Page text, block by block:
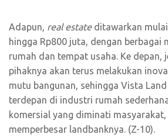
Adapun, real estateditawarkan
hingga Rp800 juta, dengan berbagai
rumah dan tempat usaha. Ke depan,
pihaknya akan terus melakukan
mutu bangunan, sehingga Vista
terdepan di industri rumah
komersial yang diminati
memperbesar landbanknya. (Z-10).